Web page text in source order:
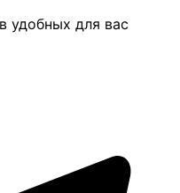
удобных для вас